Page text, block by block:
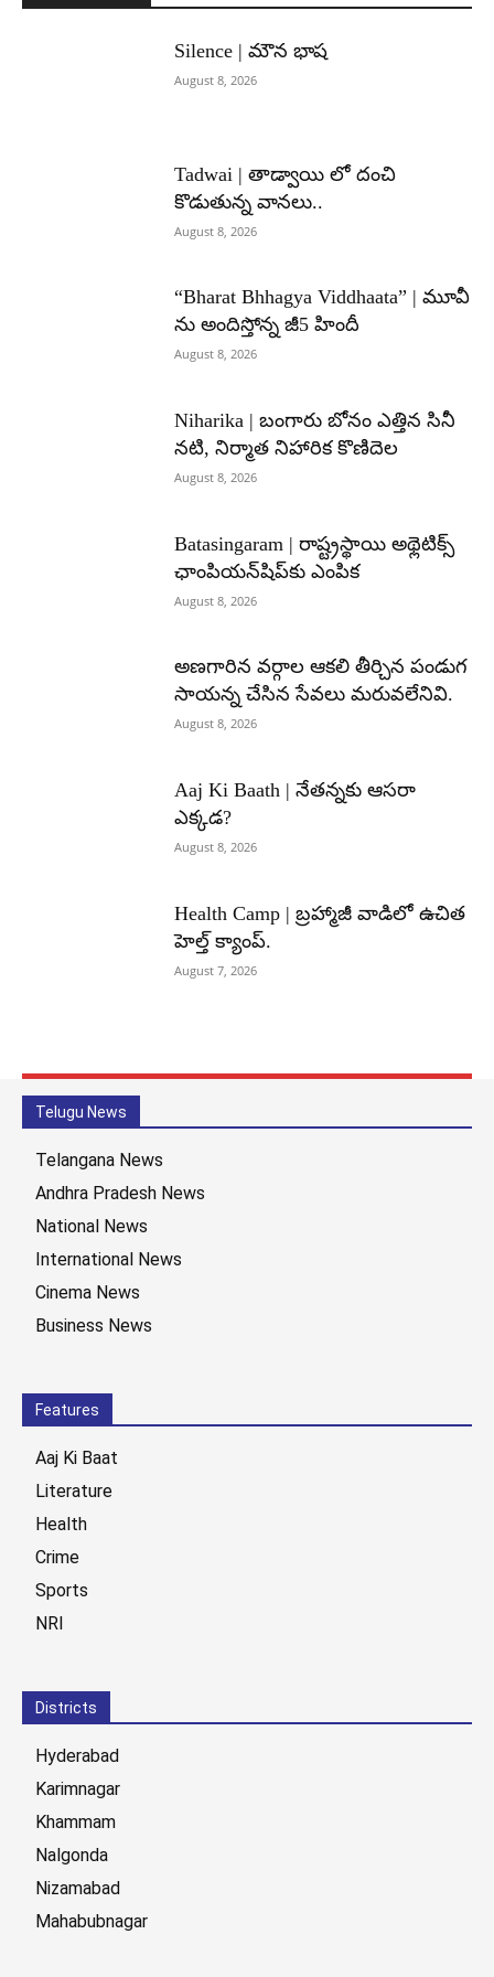
Silence | మౌన భాష
August 8, 2026
Tadwai | తాడ్వాయి లో దంచి
కొడుతున్న వానలు..
August 8, 2026
“Bharat Bhhagya Viddhaata” | మూవీ
ను అందిస్తోన్న జీ5 హిందీ
August 8, 2026
Niharika | బంగారు బోనం ఎత్తిన సినీ
నటి, నిర్మాత నిహారిక కొణిదెల
August 8, 2026
Batasingaram | రాష్ట్రస్థాయి అథ్లెటిక్స్
ఛాంపియన్‌షిప్‌కు ఎంపిక
August 8, 2026
అణగారిన వర్గాల ఆకలి తీర్చిన పండుగ
సాయన్న చేసిన సేవలు మరువలేనివి.
August 8, 2026
Aaj Ki Baath | నేతన్నకు ఆసరా
ఎక్కడ?
August 8, 2026
Health Camp | బ్రహ్మాజీ వాడిలో ఉచిత
హెల్త్ క్యాంప్.
August 7, 2026
Telugu News
Telangana News
Andhra Pradesh News
National News
International News
Cinema News
Business News
Features
Aaj Ki Baat
Literature
Health
Crime
Sports
NRI
Districts
Hyderabad
Karimnagar
Khammam
Nalgonda
Nizamabad
Mahabubnagar